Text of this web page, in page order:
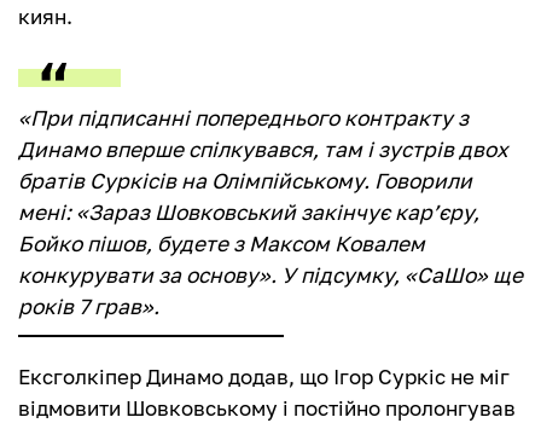
киян.
«При підписанні попереднього контракту з
Динамо вперше спілкувався, там і зустрів двох
братів Суркісів на Олімпійському. Говорили
мені: «Зараз Шовковський закінчує кар’єру,
Бойко пішов, будете з Максом Ковалем
конкурувати за основу». У підсумку, «СаШо» ще
років 7 грав».
Ексголкіпер Динамо додав, що Ігор Суркіс не міг
відмовити Шовковському і постійно пролонгував